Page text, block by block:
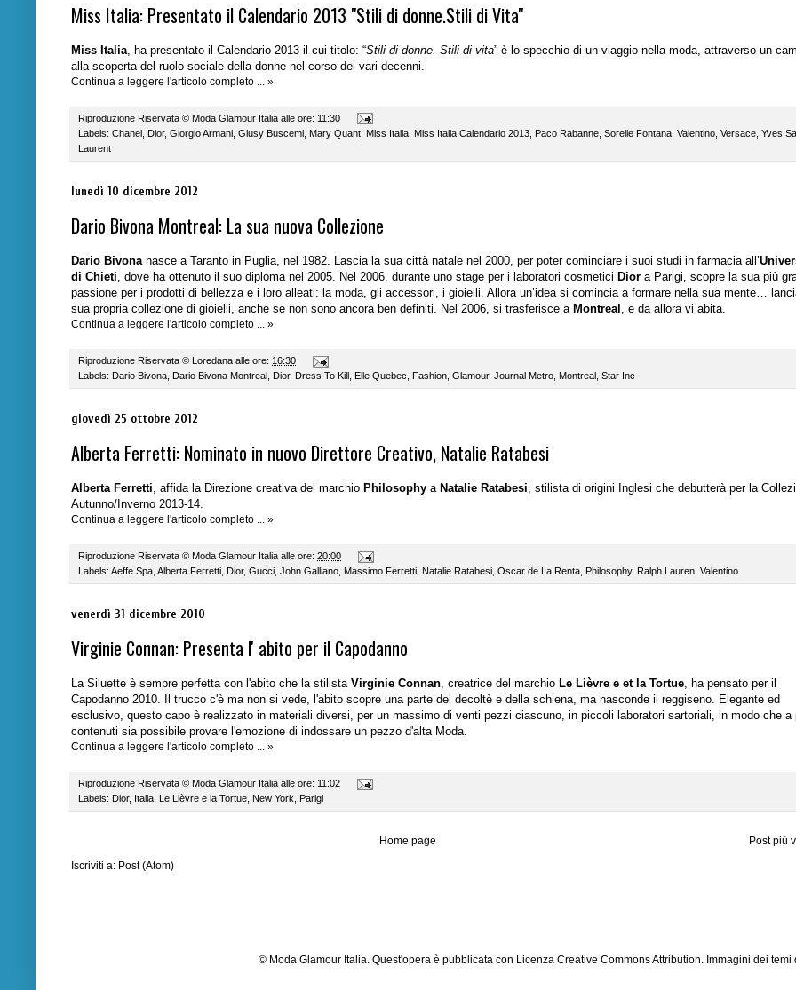
Miss Italia: Presentato il Calendario 2013 "Stili di donne.Stili di Vita"
Miss Italia , ha presentato il Calendario 2013 il cui titolo: “Stili di donne. Stili di vita” è lo specchio di un viaggio nella moda, attraverso un
alla scoperta del ruolo sociale della donne nel corso dei vari decenni.
Continua a leggere l'articolo completo ... »
Riproduzione Riservata © Moda Glamour Italia alle ore: 11:30
Labels: Chanel Dior, Giorgio Armani Giusy Buscemi Mary Quant Miss Italia Miss Italia Calendario 2013 Paco Rabanne Sorelle Fontana Valentino Versace Yves
Laurent
lunedì 10 dicembre 2012
Dario Bivona Montreal: La sua nuova Collezione
Dario Bivona nasce a Taranto in Puglia, nel 1982. Lascia la sua città natale nel 2000, per poter cominciare i suoi studi in farmacia all’
di Chieti , dove ha ottenuto il suo diploma nel 2005. Nel 2006, durante uno stage per i laboratori cosmetici Dior a Parigi, scopre la sua più
passione per i prodotti di bellezza e i loro alleati: la moda, gli accessori, i gioielli. Allora un’idea si comincia a formare nella sua mente…
sua propria collezione di gioielli, anche se non sono ancora ben definiti. Nel 2006, si trasferisce a Montreal , e da allora vi abita.
Continua a leggere l'articolo completo ... »
Riproduzione Riservata © Loredana alle ore: 16:30
Labels: Dario Bivona Dario Bivona Montreal Dior, Dress To Kill Elle Quebec Fashion Glamour, Journal Metro Montreal Star Inc
giovedì 25 ottobre 2012
Alberta Ferretti: Nominato in nuovo Direttore Creativo, Natalie Ratabesi
Alberta Ferretti, affida la Direzione creativa del marchio Philosophy a Natalie Ratabesi, stilista di origini Inglesi che debutterà per la
Autunno/Inverno 2013-14.
Continua a leggere l'articolo completo ... »
Riproduzione Riservata © Moda Glamour Italia alle ore: 20:00
Labels: Aeffe Spa Alberta Ferretti Dior, Gucci John Galliano Massimo Ferretti Natalie Ratabesi Oscar de La Renta Philosophy, Ralph Lauren Valentino
venerdì 31 dicembre 2010
Virginie Connan: Presenta l' abito per il Capodanno
La Siluette è sempre perfetta con l'abito che la stilista Virginie Connan, creatrice del marchio Le Lièvre e et la Tortue, ha pensato per il
Capodanno 2010. Il trucco c'è ma non si vede, l'abito scopre una parte del decoltè e della schiena, ma nasconde il reggiseno. Elegante ed
esclusivo, questo capo è realizzato in materiali diversi, per un massimo di venti pezzi ciascuno, in piccoli laboratori sartoriali, in modo che a
contenuti sia possibile provare l'emozione di indossare un pezzo d'alta Moda.
Continua a leggere l'articolo completo ... »
Riproduzione Riservata © Moda Glamour Italia alle ore: 11:02
Labels: Dior, Italia Le Lièvre e la Tortue New York Parigi
Post più
Home page
Iscriviti a: Post (Atom)
© Moda Glamour Italia. Quest'opera è pubblicata con Licenza Creative Commons Attribution. Immagini dei temi